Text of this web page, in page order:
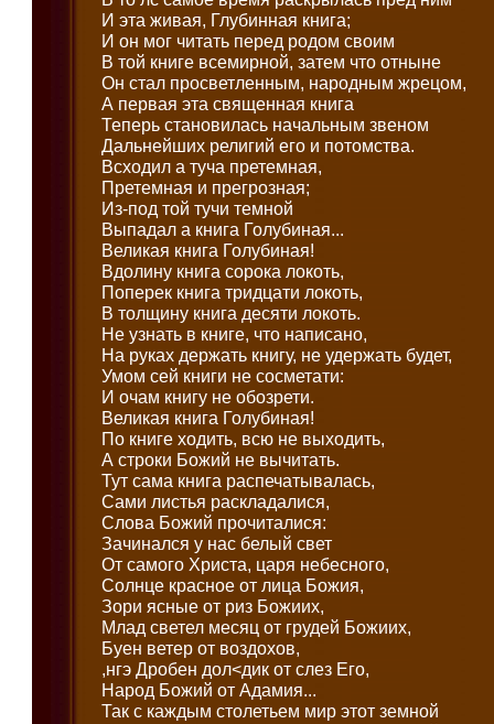
И эта живая, Глубинная книга;
И он мог читать перед родом своим
В той книге всемирной, затем что отныне
Он стал просветленным, народным жрецом,
А первая эта священная книга
Теперь становилась начальным звеном
Дальнейших религий его и потомства.
Всходил а туча претемная,
Претемная и прегрозная;
Из-под той тучи темной
Выпадал а книга Голубиная...
Великая книга Голубиная!
Вдолину книга сорока локоть,
Поперек книга тридцати локоть,
В толщину книга десяти локоть.
Не узнать в книге, что написано,
На руках держать книгу, не удержать будет,
Умом сей книги не сосметати:
И очам книгу не обозрети.
Великая книга Голубиная!
По книге ходить, всю не выходить,
А строки Божий не вычитать.
Тут сама книга распечатывалась,
Сами листья раскладалися,
Слова Божий прочиталися:
Зачинался у нас белый свет
От самого Христа, царя небесного,
Солнце красное от лица Божия,
Зори ясные от риз Божиих,
Млад светел месяц от грудей Божиих,
Буен ветер от воздохов,
,нгэ Дробен дол<дик от слез Его,
Народ Божий от Адамия...
Так с каждым столетьем мир этот земной